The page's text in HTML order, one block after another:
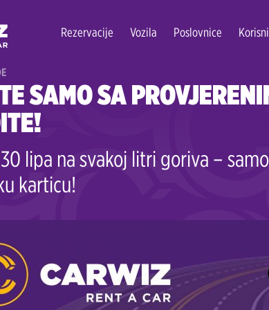
Rezervacije Vozila Poslovnice
SAMO SA
lipa na svakoj litri goriva –
karticu!